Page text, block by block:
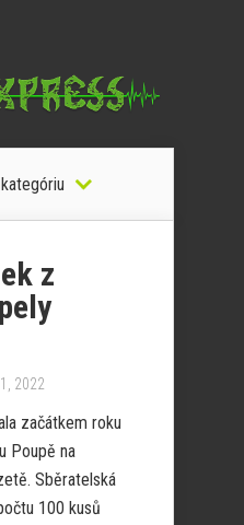
z
2022
začátkem roku
Poupě na
Sběratelská
100 kusů